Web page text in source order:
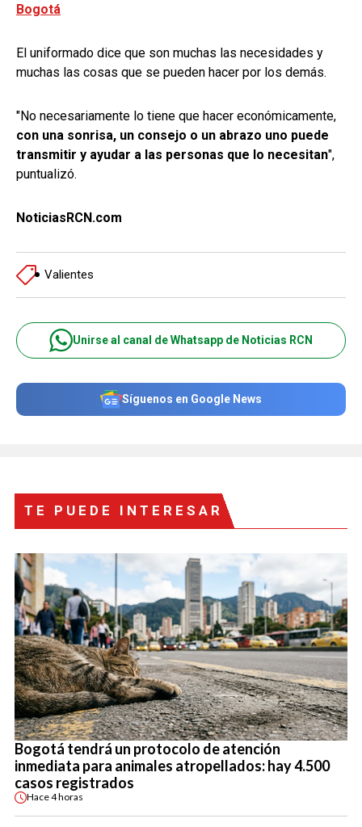
Bogotá
El uniformado dice que son muchas las necesidades y
muchas las cosas que se pueden hacer por los demás.
"No necesariamente lo tiene que hacer económicamente,
con una sonrisa, un consejo o un abrazo uno puede
transmitir y ayudar a las personas que lo necesitan",
puntualizó.
NoticiasRCN.com
Valientes
Unirse al canal de Whatsapp de Noticias RCN
Síguenos en Google News
TE PUEDE INTERESAR
Bogotá tendrá un protocolo de atención
inmediata para animales atropellados: hay 4.500
casos registrados
Hace4 horas